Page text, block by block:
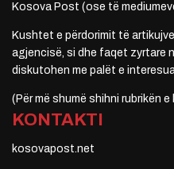
Kosova Post (ose të
Kushtet e përdorimit të
agjencisë, si dhe faqet zyrtare
diskutohen me palët e
(Për më shumë shihni rubrikën
KONTAKTI
kosovapost.net